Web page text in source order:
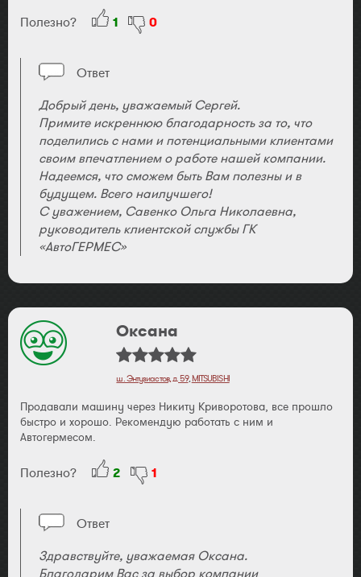
приехать на диагностику в салон на ш. Энтузиастов. Если
честно мучали меня сомнения, но все же решился на
поездку. В итоге авто продал им практически по той цене, о
которой договаривались. Если честно, я очень был этому
удивлен, тк первый раз продавал бу авто дилеру и в
сравнении с другими дилерами все было честно, никакого
нудного торга и т.п. В общем, от меня отдельная
благодарность Никите! Вера в дилеров ещё остаётся!
Полезно? 1 0
Ответ
Добрый день, уважаемый Сергей.
Примите искреннюю благодарность за то, что
поделились с нами и потенциальными клиентами
своим впечатлением о работе нашей компании.
Надеемся, что сможем быть Вам полезны и в
будущем. Всего наилучшего!
С уважением, Савенко Ольга Николаевна,
руководитель клиентской службы ГК
«АвтоГЕРМЕС»
Оксана
ш. Энтузиастов, д. 59,MITSUBISHI
Продавали машину через Никиту Криворотова, все прошло
быстро и хорошо. Рекомендую работать с ним и
Автогермесом.
Полезно? 2 1
Ответ
Здравствуйте, уважаемая Оксана.